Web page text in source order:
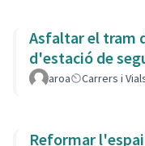
Asfaltar el tram
d'estació de
aroa Carrers i
Reformar